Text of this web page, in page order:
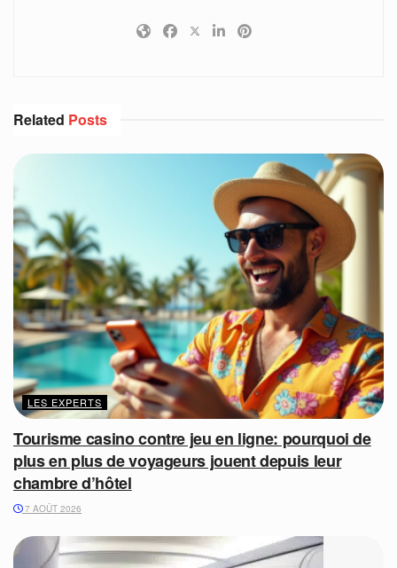
Related Posts
LES EXPERTS
Tourisme casino contre jeu en ligne: pourquoi de
plus en plus de voyageurs jouent depuis leur
chambre d’hôtel
7 AOÛT 2026